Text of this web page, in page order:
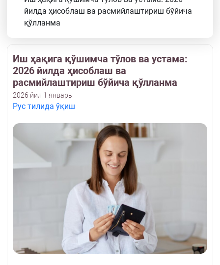
йилда ҳисоблаш ва расмийлаштириш бўйича
қўлланма
Иш ҳақига қўшимча тўлов ва устама:
2026 йилда ҳисоблаш ва
расмийлаштириш бўйича қўлланма
2026 йил 1 январь
Рус тилида ўқиш